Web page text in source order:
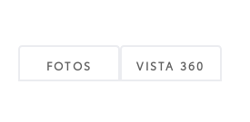
FOTOS VISTA 360